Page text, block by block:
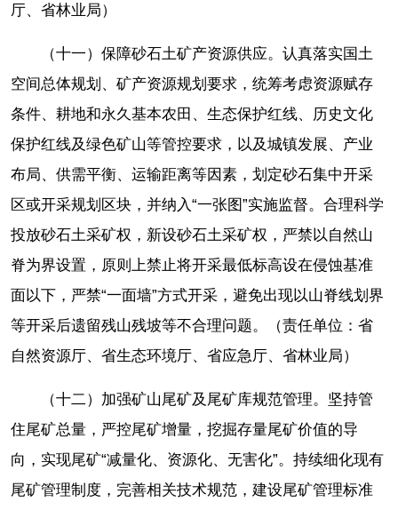
厅、省林业局）
（十一）保障砂石土矿产资源供应。认真落实国土
空间总体规划、矿产资源规划要求，统筹考虑资源赋存
条件、耕地和永久基本农田、生态保护红线、历史文化
保护红线及绿色矿山等管控要求，以及城镇发展、产业
布局、供需平衡、运输距离等因素，划定砂石集中开采
区或开采规划区块，并纳入“一张图”实施监督。合理科学
投放砂石土采矿权，新设砂石土采矿权，严禁以自然山
脊为界设置，原则上禁止将开采最低标高设在侵蚀基准
面以下，严禁“一面墙”方式开采，避免出现以山脊线划界
等开采后遗留残山残坡等不合理问题。（责任单位：省
自然资源厅、省生态环境厅、省应急厅、省林业局）
（十二）加强矿山尾矿及尾矿库规范管理。坚持管
住尾矿总量，严控尾矿增量，挖掘存量尾矿价值的导
向，实现尾矿“减量化、资源化、无害化”。持续细化现有
尾矿管理制度，完善相关技术规范，建设尾矿管理标准